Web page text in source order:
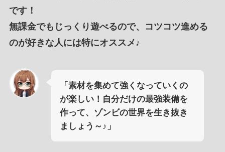
です！
無課金でもじっくり遊べるので、
コツコツ進める
のが好きな人 には特にオススメ♪
「素材を集めて強くなっていくの
が楽しい！自分だけの最強装備を
作って、ゾンビの世界を生き抜き
ましょう～♪」